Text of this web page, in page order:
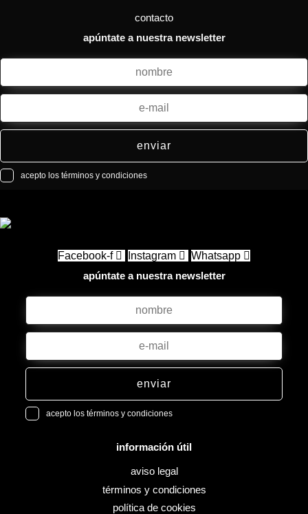
contacto
apúntate a nuestra newsletter
acepto los términos y condiciones
enviar
Facebook-f Instagram
Whatsapp
apúntate a nuestra newsletter
acepto los términos y condiciones
enviar
información útil
aviso legal
términos y condiciones
política de cookies